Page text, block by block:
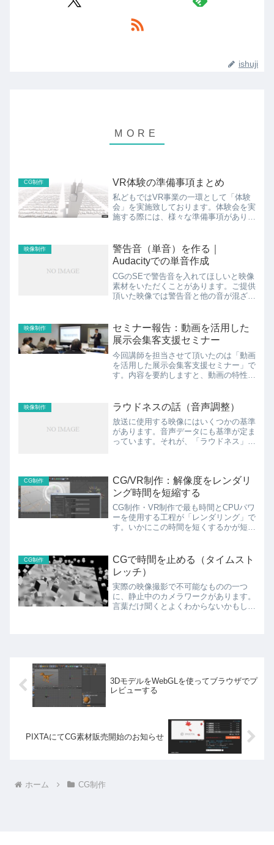
ishuji
CG制作 VR体験の準備事項まとめ
私どもではVR事業の一環として「体験
会」を実施致しております。体験会を実
施する際には、様々な準備事項がありま
す。・準備について基本的には、専用端
末での実施が良いと思います...
映像制作
警告音（単音）を作る｜
Audacityでの単音作成
CGのSEで警告音を入れてほしいと映像
素材をいただくことがあります。ご提供
頂いた映像では警告音と他の音が混ざっ
と思います。使うのは、Audacityです。
まず、音の解析...
映像制作
セミナー報告：動画を活用した
展示会集客支援セミナー
今回講師を担当させて頂いたのは「動画
を活用した展示会集客支援セミナー」で
す。内容を要約しますと、動画の特性と
での集客に繋がるキャッチの設定につい
て学んで頂く、というもの...
映像制作 ラウドネスの話（音声調整）
放送に使用する映像にはいくつかの基準
があります。音声データにも基準が定ま
っています。それが、「ラウドネス」と
のが入っていたら...
CG制作
CG/VR制作：解像度をレンダリ
ング時間を短縮する
CG制作・VR制作で最も時間とCPUパワ
ーを使用する工程が「レンダリング」で
す。いかにこの時間を短くするかが短期
な解像度は「フルハイビジョン」と呼ば
れるもので、1920×1...
CG制作
CGで時間を止める（タイムスト
レッチ）
実際の映像撮影で不可能なものの一つ
に、静止中のカメラワークがあります。
言葉だけ聞くとよくわからないかもしれ
3DモデルをWebGLを使ってブラウザでプ
レビューする
PIXTAにてCG素材販売開始のお知らせ
ホーム CG制作